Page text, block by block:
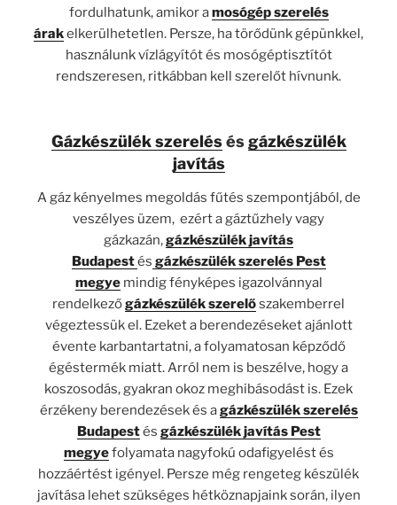
fordulhatunk, amikor amosógép szerelés
árakelkerülhetetlen. Persze, ha törődünk gépünkkel,
használunk vízlágyítót és mosógéptisztítót
rendszeresen, ritkábban kell szerelőt hívnunk.
Gázkészülék szerelésésgázkészülék
javítás
A gáz kényelmes megoldás fűtés szempontjából, de
veszélyes üzem, ezért a gáztűzhely vagy
gázkazán,gázkészülék javítás
Budapestés gázkészülék szerelés Pest
megyemindig fényképes igazolvánnyal
rendelkezőgázkészülék szerelőszakemberrel
végeztessük el. Ezeket a berendezéseket ajánlott
évente karbantartatni, a folyamatosan képződő
égéstermék miatt. Arról nem is beszélve, hogy a
koszosodás, gyakran okoz meghibásodást is. Ezek
érzékeny berendezések és agázkészülék szerelés
Budapestés gázkészülék javítás Pest
megyefolyamata nagyfokú odafigyelést és
hozzáértést igényel. Persze még rengeteg készülék
javítása lehet szükséges hétköznapjaink során, ilyen